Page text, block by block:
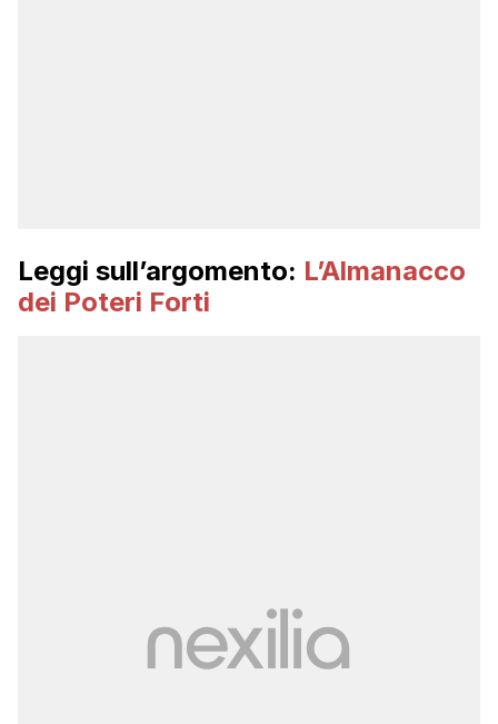
Leggi sull’argomento: L’Almanacco
dei Poteri Forti